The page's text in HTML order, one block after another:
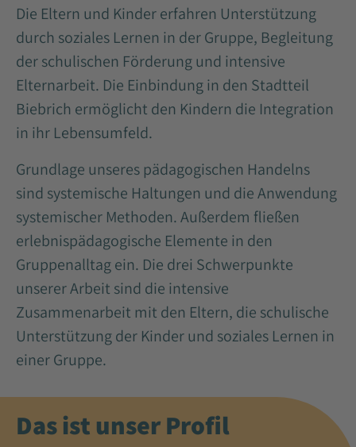
Die Eltern und Kinder erfahren Unterstützung
durch soziales Lernen in der Gruppe, Begleitung
der schulischen Förderung und intensive
Elternarbeit. Die Einbindung in den Stadtteil
Biebrich ermöglicht den Kindern die Integration
in ihr Lebensumfeld.
Grundlage unseres pädagogischen Handelns
sind systemische Haltungen und die Anwendung
systemischer Methoden. Außerdem fließen
erlebnispädagogische Elemente in den
Gruppenalltag ein. Die drei Schwerpunkte
unserer Arbeit sind die intensive
Zusammenarbeit mit den Eltern, die schulische
Unterstützung der Kinder und soziales Lernen in
einer Gruppe.
Das ist unser Profil